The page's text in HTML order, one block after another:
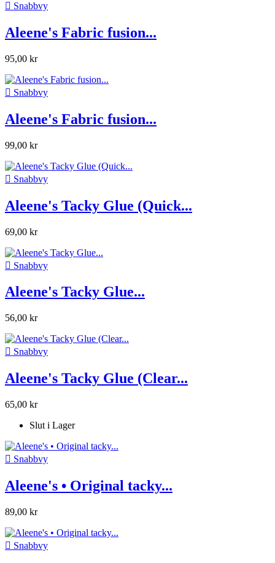
 Snabbvy
Aleene's Fabric fusion...
95,00 kr
 Snabbvy
Aleene's Fabric fusion...
99,00 kr
 Snabbvy
Aleene's Tacky Glue (Quick...
69,00 kr
 Snabbvy
Aleene's Tacky Glue...
56,00 kr
 Snabbvy
Aleene's Tacky Glue (Clear...
65,00 kr
Slut i Lager
 Snabbvy
Aleene's • Original tacky...
89,00 kr
 Snabbvy